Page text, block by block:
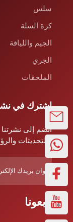
سلس
كرة السلة
الجيم واللياقة
الجري
الملحقات
اشترك في
انضم إلى نشرتنا
والتحديثات
تابعونا